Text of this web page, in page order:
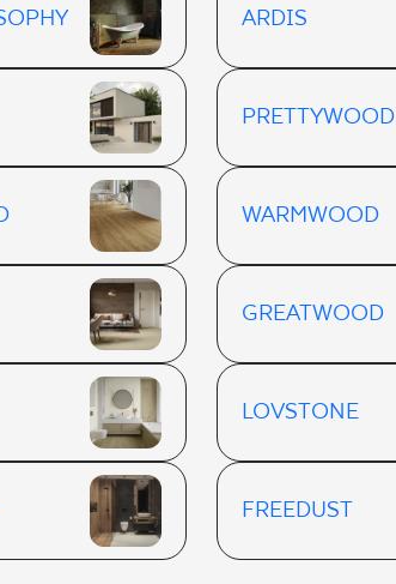
ARDIS
PRETTYWOOD
WARMWOOD
GREATWOOD
LOVSTONE
FREEDUST